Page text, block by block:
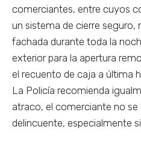
comerciantes, entre cuyos
un sistema de cierre seguro,
fachada durante toda la
exterior para la apertura
el recuento de caja a última
La Policía recomienda
atraco, el comerciante no
delincuente, especialmente